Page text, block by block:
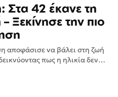
Στα 42 έκανε τη
Ξεκίνησε την πιο
αποφάσισε να βάλει στη ζωή
πως η ηλικία δεν
διάθεση για εξέλιξη...